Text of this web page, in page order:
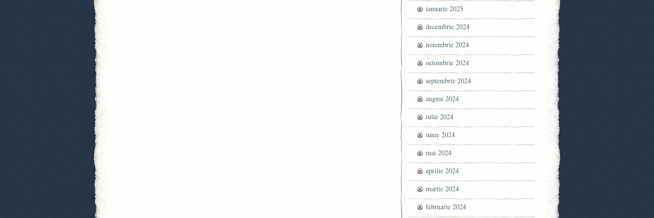
ianuarie 2025
decembrie 2024
noiembrie 2024
octombrie 2024
septembrie 2024
august 2024
iulie 2024
iunie 2024
mai 2024
aprilie 2024
martie 2024
februarie 2024